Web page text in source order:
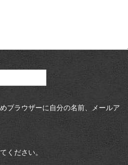
ブラウザーに自分の名前、メールア
ください。